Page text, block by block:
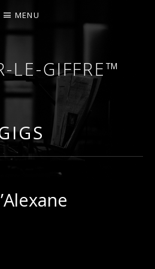
LE-GIFFRE™
PIANO-BAR – FÊTES –
MENU